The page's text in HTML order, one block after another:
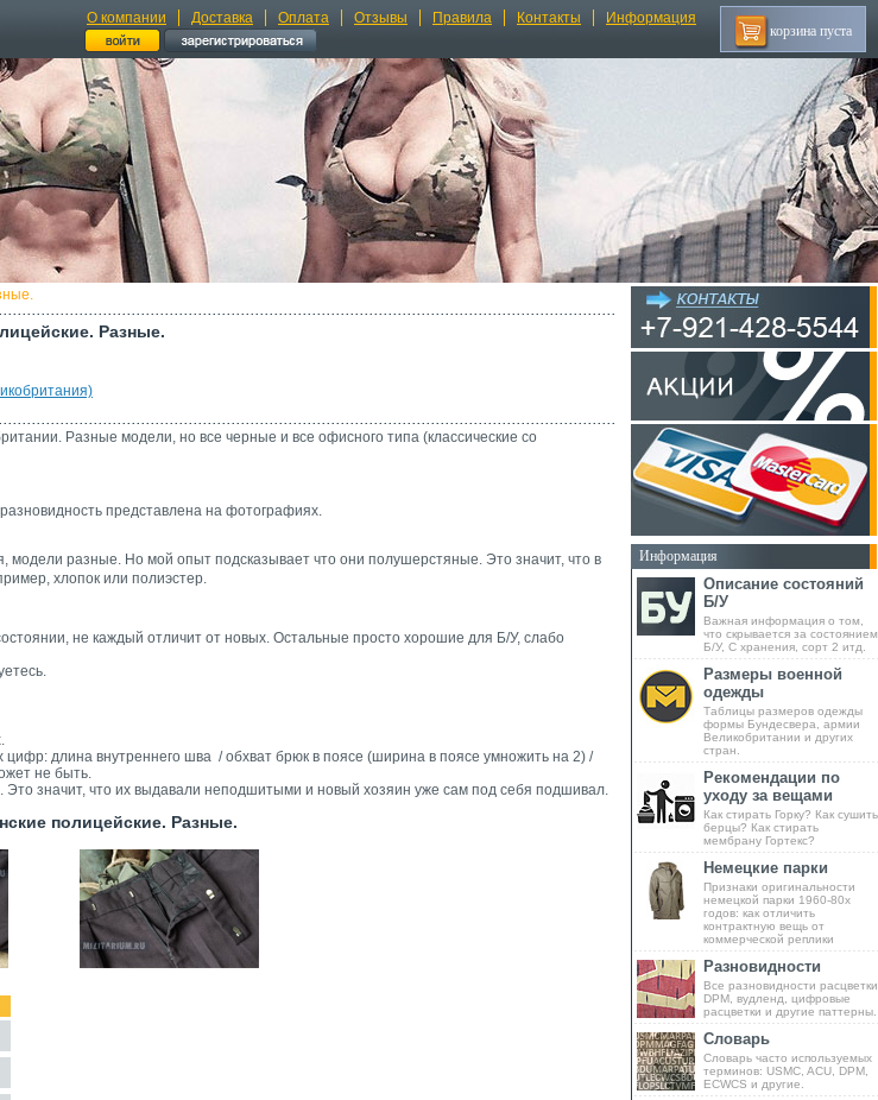
О компании Доставка Оплата Отзывы Правила Контакты Информация
корзина пуста
Разные.
Разные модели, но все черные и все офисного типа (классические со
представлена на фотографиях.
модели разные. Но мой опыт подсказывает что они полушерстяные. Это значит, что в
хлопок или полиэстер.
не каждый отличит от новых. Остальные просто хорошие для Б/У, слабо
цифр: длина внутреннего шва / обхват брюк в поясе (ширина в поясе умножить на 2) /
не быть.
Это значит, что их выдавали неподшитыми и новый хозяин уже сам под себя подшивал.
полицейские. Разные.
Информация
Описание состояний
Б/У
Важная информация о том,
что скрывается за состоянием
Б/У, С хранения, сорт 2 итд.
Размеры военной
одежды
Таблицы размеров одежды
формы Бундесвера, армии
Великобритании и других
стран.
Рекомендации по
уходу за вещами
Как стирать Горку? Как сушить
берцы? Как стирать
мембрану Гортекс?
Немецкие парки
Признаки оригинальности
немецкой парки 1960-80х
годов: как отличить
контрактную вещь от
коммерческой реплики
Разновидности
Все разновидности расцветки
DPM, вудленд, цифровые
расцветки и другие паттерны.
Словарь
Словарь часто используемых
терминов: USMC, ACU, DPM,
ECWCS и другие.